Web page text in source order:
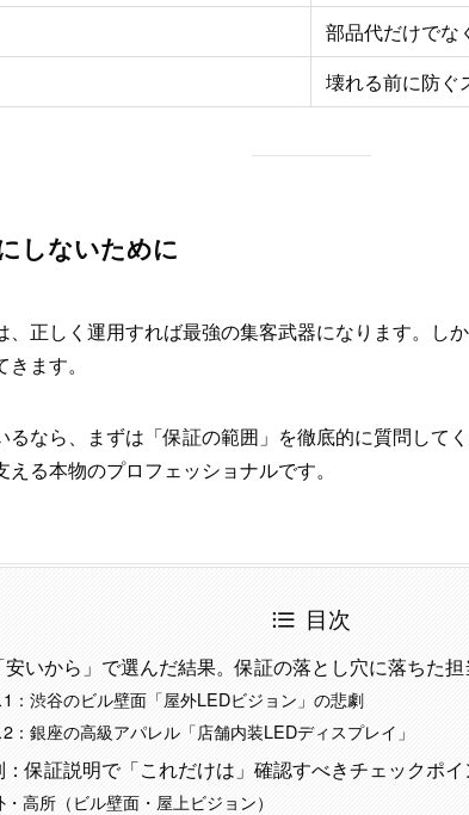
部品代だけでな
壊れる前に防ぐ
しないために
正しく運用すれば最強の集客武器になります。し
ます。
なら、まずは「保証の範囲」を徹底的に質問して
る本物のプロフェッショナルです。
目次
安いから」で選んだ結果。保証の落とし穴に落ちた
：渋谷のビル壁面「屋外LEDビジョン」の悲劇
：銀座の高級アパレル「店舗内装LEDディスプレイ」
保証説明で「これだけは」確認すべきチェックポイ
高所（ビル壁面・屋上ビジョン）